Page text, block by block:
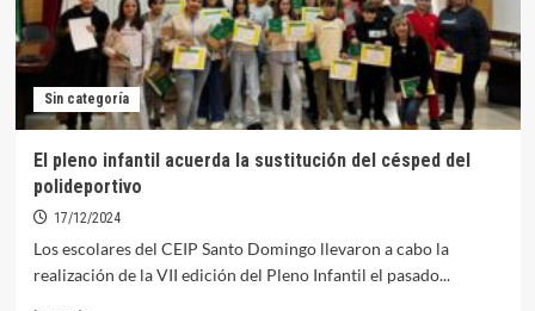
Sin categoría
El pleno infantil acuerda la sustitución del césped del
polideportivo
17/12/2024
Los escolares del CEIP Santo Domingo llevaron a cabo la
realización de la VII edición del Pleno Infantil el pasado...